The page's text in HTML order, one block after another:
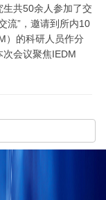
共50余人参加了交
流”，邀请到所内10
）的科研人员作分
会议聚焦IEDM